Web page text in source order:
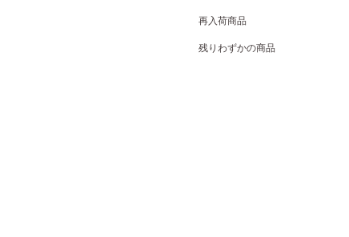
再入荷商品
残りわずかの商品